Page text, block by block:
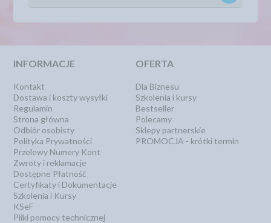
INFORMACJE
Kontakt
Dostawa i koszty wysyłki
Regulamin
Strona główna
Odbiór osobisty
Polityka Prywatności
Przelewy Numery Kont
Zwroty i reklamacje
Dostępne Płatność
Certyfikaty i Dokumentacje
Szkolenia i Kursy
KSeF
Pliki pomocy technicznej
OFERTA
Dla Biznesu
Szkolenia i kursy
Bestseller
Polecamy
Sklepy partnerskie
PROMOCJA - krótki termin